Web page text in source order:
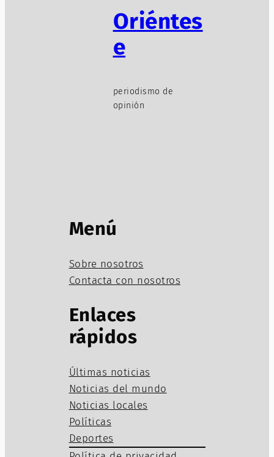
Oriéntes
e
periodismo de
opinión
Menú
Sobre nosotros
Contacta con nosotros
Enlaces
rápidos
Últimas noticias
Noticias del mundo
Noticias locales
Políticas
Deportes